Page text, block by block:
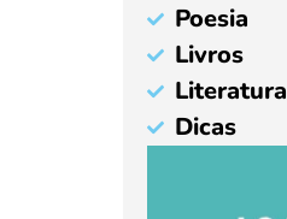
Poesia
Livros
Literatura
Dicas